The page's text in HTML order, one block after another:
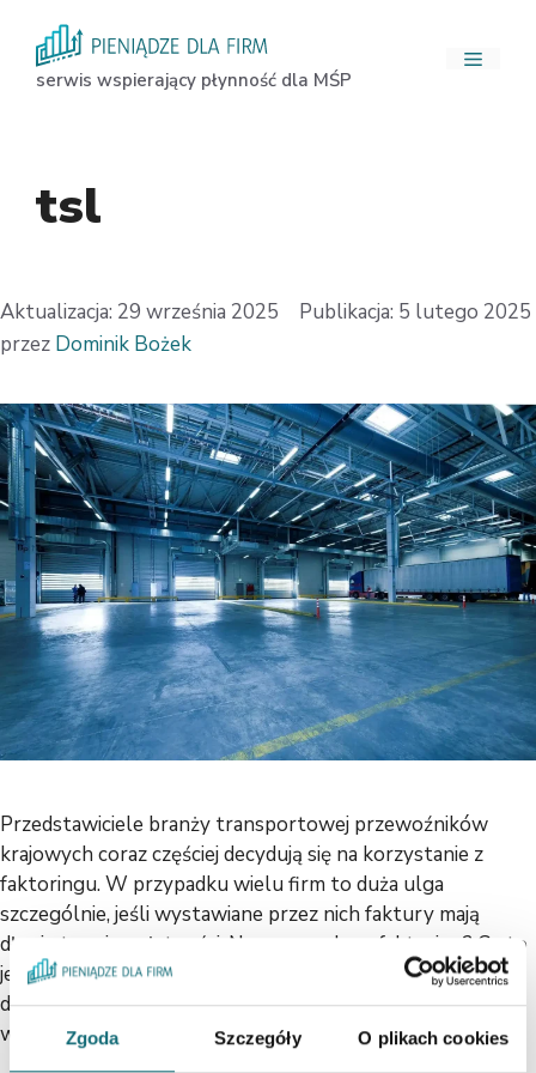
Zgoda Szczegóły O plikach cookies
treściserwis wspierający płynność dla MŚP
Menu
tsl
29 września 2025
5 lutego 2025
przez Dominik Bożek
Przedstawiciele branży transportowej przewoźników
krajowych coraz częściej decydują się na korzystanie z
faktoringu. W przypadku wielu firm to duża ulga
szczególnie, jeśli wystawiane przez nich faktury mają
długie terminy płatności. Na czym polega faktoring? Co to
jest faktoring i jak działa dla transportu? Faktoring to w
dużym skrócie po prostu finansowanie faktur. Ma miejsce
wtedy, …Czytaj dalej